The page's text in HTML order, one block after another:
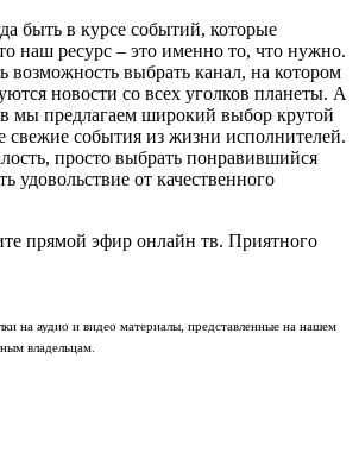
быть в курсе событий, которые
наш ресурс – это именно то, что нужно.
возможность выбрать канал, на котором
новости со всех уголков планеты. А
мы предлагаем широкий выбор крутой
свежие события из жизни исполнителей.
просто выбрать понравившийся
удовольствие от качественного
прямой эфир онлайн тв. Приятного
на аудио и видео материалы, представленные на нашем
владельцам.